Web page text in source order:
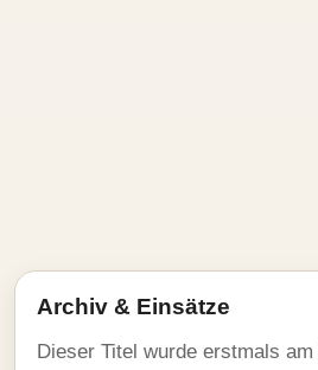
Archiv & Einsätze
Dieser Titel wurde erstmals am